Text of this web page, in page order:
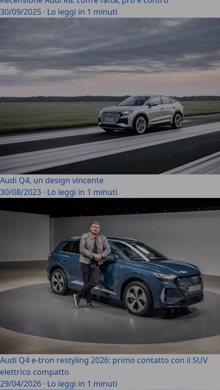
30/09/2025 · Lo leggi in 1 minuti
Audi Q4, un design vincente
30/08/2023 · Lo leggi in 1 minuti
Audi Q4 e-tron restyling 2026: primo contatto con il SUV
elettrico compatto
29/04/2026 · Lo leggi in 1 minuti